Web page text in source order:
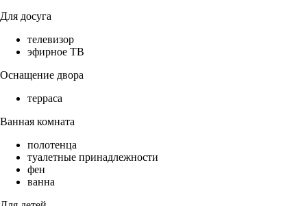
Для досуга
телевизор
эфирное ТВ
Оснащение двора
терраса
Ванная комната
полотенца
туалетные принадлежности
фен
ванна